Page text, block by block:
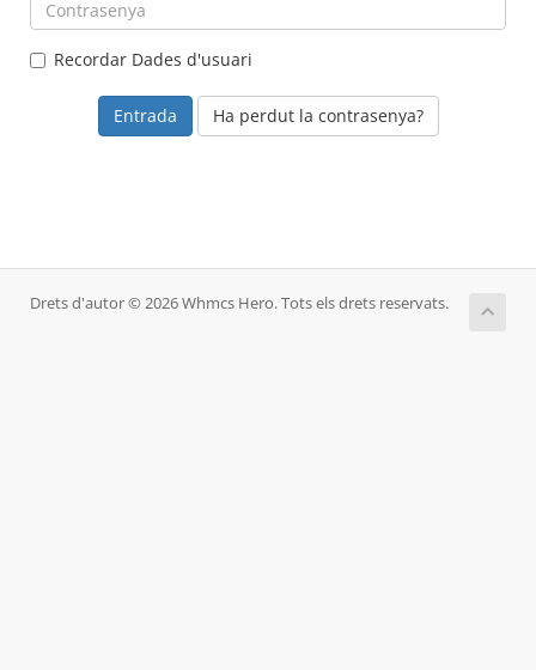
Recordar Dades d'usuari
Ha perdut la contrasenya?
Drets d'autor © 2026 Whmcs Hero. Tots els drets reservats.